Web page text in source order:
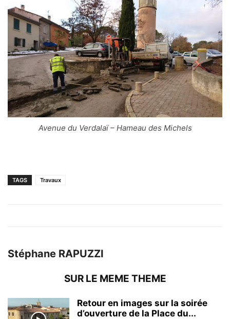
Avenue du Verdalaï – Hameau des Michels
TAGS Travaux
Stéphane RAPUZZI
SUR LE MEME THEME
Retour en images sur la soirée
d’ouverture de la Place du...